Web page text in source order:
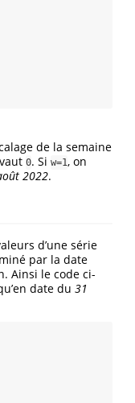
de la semaine
0. Si w=1, on
2022.
d’une série
par la date
Ainsi le code ci-
date du 31